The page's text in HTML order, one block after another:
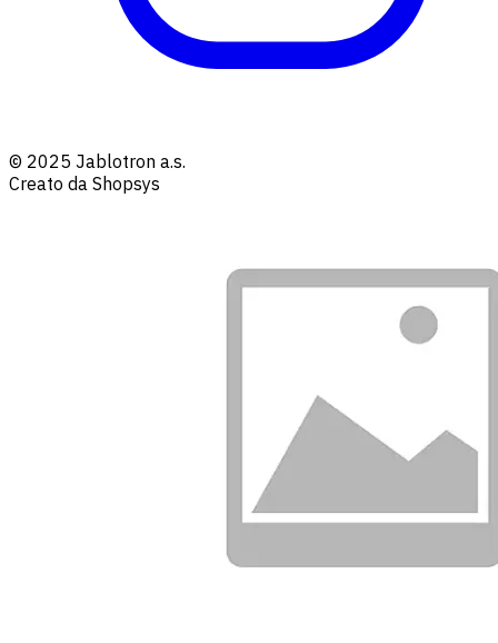
© 2025 Jablotron a.s.
Creato da Shopsys